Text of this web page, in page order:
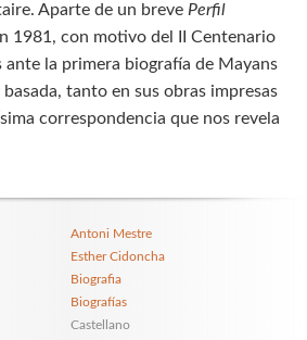
Aparte de un breve Perfil
1981, con motivo del II Centenario
ante la primera biografía de Mayans
tanto en sus obras impresas
correspondencia que nos revela
Antoni Mestre
Esther Cidoncha
Biografia
Biografías
Castellano